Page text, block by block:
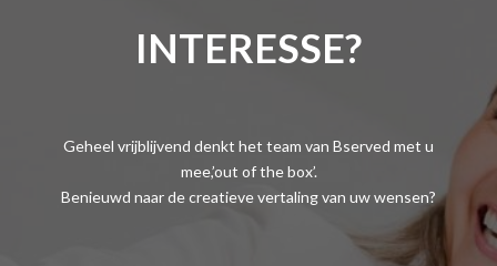
INTERESSE?
Geheel vrijblijvend denkt het team van Bserved met u
mee,’out of the box’.
Benieuwd naar de creatieve vertaling van uw wensen?